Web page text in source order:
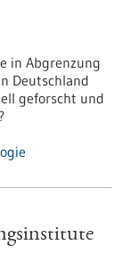
in Abgrenzung
Deutschland
geforscht und